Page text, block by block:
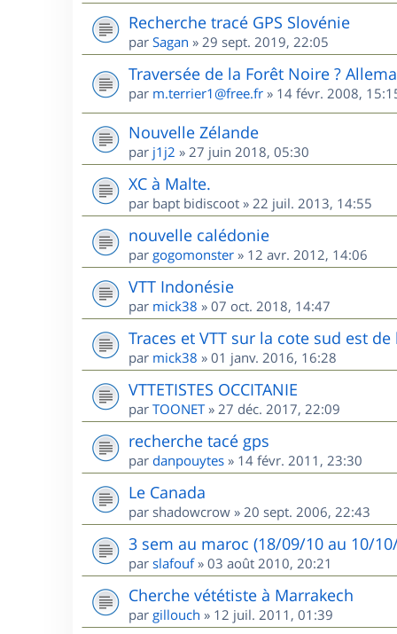
Recherche tracé GPS Slovénie
par Sagan » 29 sept. 2019, 22:05
Traversée de la Forêt Noire ?
par m.terrier1@free.fr » 14 févr. 2008,
Nouvelle Zélande
par j1j2 » 27 juin 2018, 05:30
XC à Malte.
par bapt bidiscoot » 22 juil. 2013, 14:55
nouvelle calédonie
par gogomonster » 12 avr. 2012, 14:06
VTT Indonésie
par mick38 » 07 oct. 2018, 14:47
Traces et VTT sur la cote sud est de
par mick38 » 01 janv. 2016, 16:28
VTTETISTES OCCITANIE
par TOONET» 27 déc. 2017, 22:09
recherche tacé gps
par danpouytes » 14 févr. 2011, 23:30
Le Canada
par shadowcrow » 20 sept. 2006, 22:43
3 sem au maroc (18/09/10 au 10/
par slafouf» 03 août 2010, 20:21
Cherche vététiste à Marrakech
par gillouch » 12 juil. 2011, 01:39